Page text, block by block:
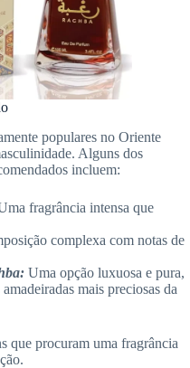
populares no Oriente
Alguns dos
incluem:
fragrância intensa que
complexa com notas de
Uma opção luxuosa e pura,
mais preciosas da
que procuram uma fragrância